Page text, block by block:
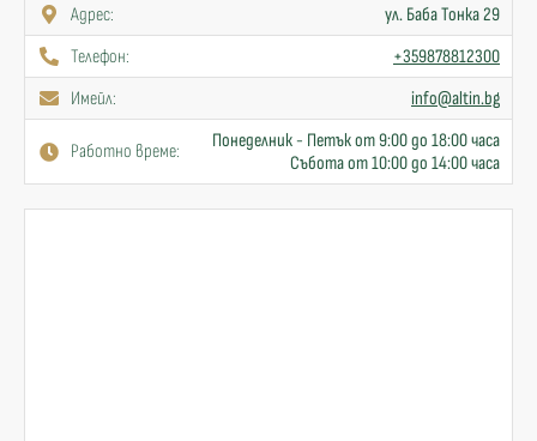
Адрес:
ул. Баба Тонка 29
Телефон:
+359878812300
Имейл:
info@altin.bg
Работно време:
Понеделник - Петък от 9:00 до 18:00 часа
Събота от 10:00 до 14:00 часа